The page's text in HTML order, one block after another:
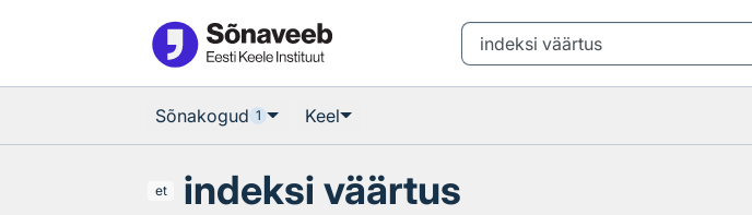
Sõnakogud 1 Keel
et indeksi väärtus